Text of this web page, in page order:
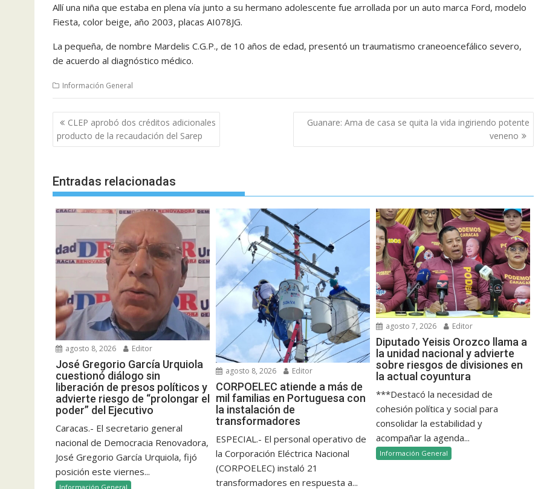
Allí una niña que estaba en plena vía junto a su hermano adolescente fue arrollada por un auto marca Ford, modelo
Fiesta, color beige, año 2003, placas AI078JG.
La pequeña, de nombre Mardelis C.G.P., de 10 años de edad, presentó un traumatismo craneoencefálico severo,
de acuerdo al diagnóstico médico.
Información General
Navegación
de
entradas
CLEP aprobó dos créditos adicionales
producto de la recaudación del Sarep
Guanare: Ama de casa se quita la vida ingiriendo potente
veneno
Entradas relacionadas
agosto 8, 2026 Editor
José Gregorio García Urquiola
cuestionó diálogo sin
liberación de presos políticos y
advierte riesgo de “prolongar el
poder” del Ejecutivo
Caracas.- El secretario general
nacional de Democracia Renovadora,
José Gregorio García Urquiola, fijó
posición este viernes...
Información General
agosto 8, 2026 Editor
CORPOELEC atiende a más de
mil familias en Portuguesa con
la instalación de
transformadores
ESPECIAL.- El personal operativo de
la Corporación Eléctrica Nacional
(CORPOELEC) instaló 21
transformadores en respuesta a...
agosto 7, 2026 Editor
Diputado Yeisis Orozco llama a
la unidad nacional y advierte
sobre riesgos de divisiones en
la actual coyuntura
***Destacó la necesidad de
cohesión política y social para
consolidar la estabilidad y
acompañar la agenda...
Información General